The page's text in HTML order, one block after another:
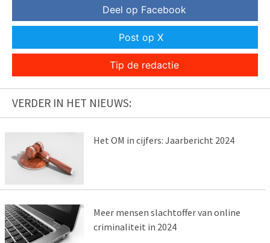
Deel op Facebook
Post op X
Tip de redactie
VERDER IN HET NIEUWS:
Het OM in cijfers: Jaarbericht 2024
Meer mensen slachtoffer van online
criminaliteit in 2024